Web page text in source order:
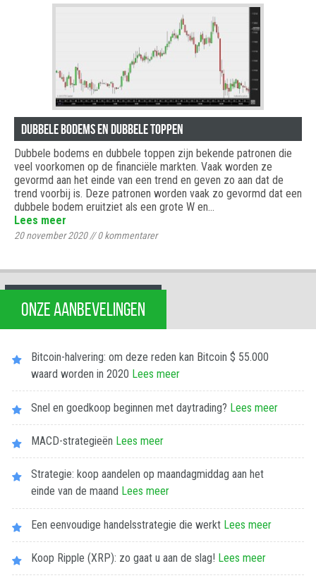
Dubbele bodems en dubbele toppen
Dubbele bodems en dubbele toppen zijn bekende patronen die
veel voorkomen op de financiële markten. Vaak worden ze
gevormd aan het einde van een trend en geven zo aan dat de
trend voorbij is. Deze patronen worden vaak zo gevormd dat een
dubbele bodem eruitziet als een grote W en…
Lees meer
20 november 2020//0kommentarer
ONZE AANBEVELINGEN
Bitcoin-halvering: om deze reden kan Bitcoin $ 55.000
waard worden in 2020 Lees meer
Snel en goedkoop beginnen met daytrading? Lees meer
MACD-strategieën Lees meer
Strategie: koop aandelen op maandagmiddag aan het
einde van de maand Lees meer
Een eenvoudige handelsstrategie die werkt Lees meer
Koop Ripple (XRP): zo gaat u aan de slag! Lees meer